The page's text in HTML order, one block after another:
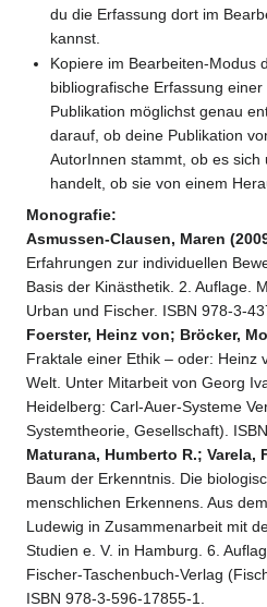
du die Erfassung dort im
kannst.
Kopiere im Bearbeiten-Modus
bibliografische Erfassung
Publikation möglichst genau
darauf, ob deine Publikation
AutorInnen stammt, ob es sich
handelt, ob sie von einem
Monografie:
Asmussen-Clausen, Maren
Erfahrungen zur individuellen
Basis der Kinästhetik. 2. Auflage.
Urban und Fischer. ISBN 978-3-
Foerster, Heinz von; Bröcker,
Fraktale einer Ethik – oder: Heinz
Welt. Unter Mitarbeit von Georg
Heidelberg: Carl-Auer-Systeme
Systemtheorie, Gesellschaft).
Maturana, Humberto R.; Varela,
Baum der Erkenntnis. Die
menschlichen Erkennens. Aus
Ludewig in Zusammenarbeit mit
Studien e. V. in Hamburg. 6.
Fischer-Taschenbuch-Verlag
ISBN 978-3-596-17855-1.